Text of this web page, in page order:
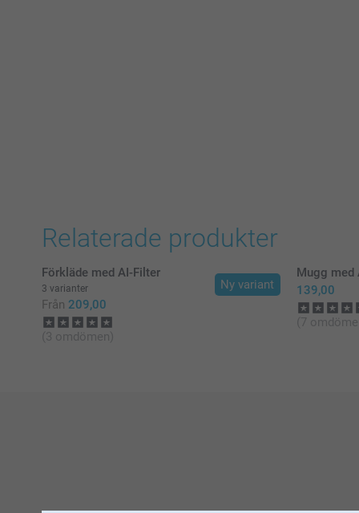
Relaterade produkter
Ny variant
Förkläde med AI-Filter
3 varianter
Från 209,00
(3 omdömen)
Mugg med
139,00
(7